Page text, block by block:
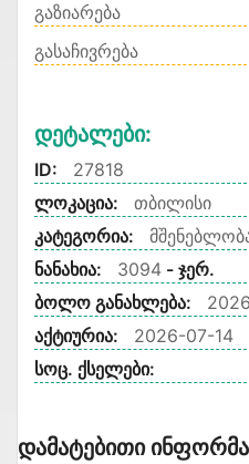
გაზიარება
გასაჩივრება
Დეტალები:
ID:
27818
ლოკაცია:
თბილისი
კატეგორია:
ნანახია:
3094 - ჯერ.
ბოლო განახლება:
აქტიურია:
2026-07-14
სოც. ქსელები:
Დამატებითი